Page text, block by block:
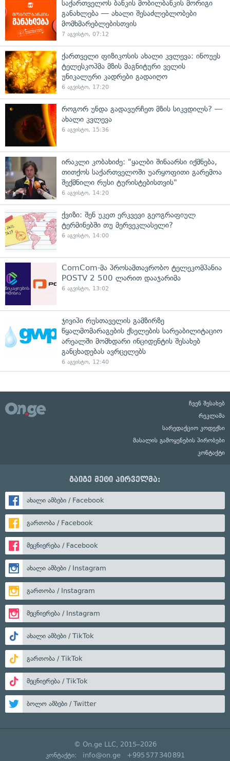
საქართველოს ბანკის მობილბანკის მორიგი
განახლება — ახალი შესაძლებლობები
მომხმარებლებისთვის
7 აგვისტო, 07:12
ქართველი ფიზიკოსის ახალი კვლევა: ინოუეს
ტელესკოპმა მზის მაგნიტური ველის
უნიკალური კადრები გადაიღო
6 აგვისტო, 17:20
როგორ უნდა გადავურჩეთ მზის სიკვდილს? —
ახალი კვლევა
6 აგვისტო, 15:36
ირაკლი კობახიძე: "ყალბი შინაარსი იქმნება,
თითქოს საქართველოში უარყოფითი გარემოა
შექმნილი რუსი ტურისტებისთვის"
6 აგვისტო, 14:20
ქვიზი: შენ უკეთ ერკვევი გეოგრაფიულ
ტერმინებში თუ მერვეკლასელი?
6 აგვისტო, 14:00
ComCom-მა პროსამთავრობო ტელეკომპანია
POSTV 2 500 ლარით დააჯარიმა
6 აგვისტო, 13:02
ჯივიპი რუსთაველის გამზირზე
წყალმომარაგების ქსელების სარეაბილიტაციო
არეალში მომხდარი ინციდენტის შესახებ
განცხადებას ავრცელებს
6 აგვისტო, 12:40
ჩვენ შესახებ
რეკლამა
სარედაქციო კოდექსი
მასალის გამოყენების პირობები
კონტაქტი
გაიგე მეტი პირველმა:
ახალი ამბები / Facebook
გართობა / Facebook
მეცნიერება / Facebook
ახალი ამბები / Instagram
გართობა / Instagram
მეცნიერება / Instagram
ახალი ამბები / TikTok
გართობა / TikTok
მეცნიერება / TikTok
ბოლო ამბები / Twitter
© On.ge LLC, 2015–2026
კონტაქტი: info@on.ge +995 577 340 891